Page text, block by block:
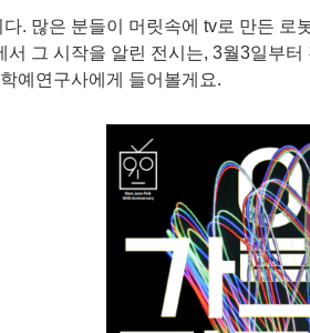
. 많은 분들이 머릿속에 tv로 만든 로
서 그 시작을 알린 전시는, 3월3일부
예연구사에게 들어볼게요.